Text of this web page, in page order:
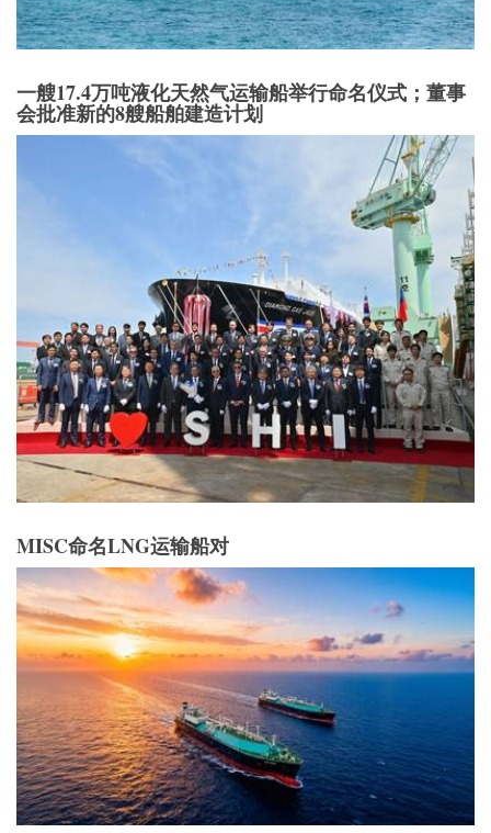
一艘17.4万吨液化天然气运输船举行命名仪式；董事
会批准新的8艘船舶建造计划
MISC命名LNG运输船对